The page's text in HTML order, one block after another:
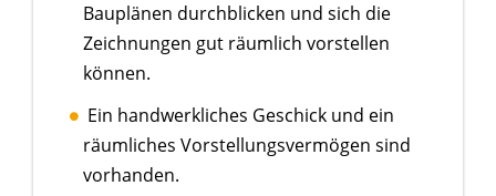
Bauplänen durchblicken und sich die
Zeichnungen gut räumlich vorstellen
können.
Ein handwerkliches Geschick und ein
räumliches Vorstellungsvermögen sind
vorhanden.